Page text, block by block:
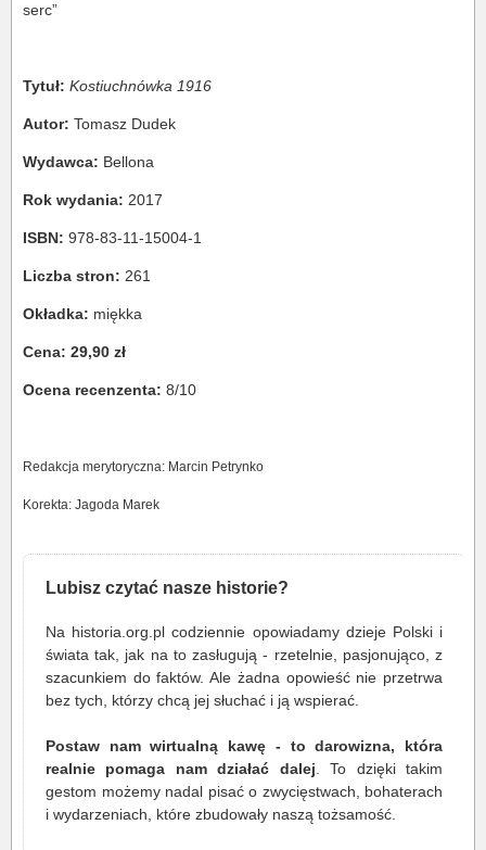
serc”
Tytuł: Kostiuchnówka 1916
Autor: Tomasz Dudek
Wydawca: Bellona
Rok wydania: 2017
ISBN: 978-83-11-15004-1
Liczba stron: 261
Okładka: miękka
Cena: 29,90 zł
Ocena recenzenta: 8/10
Redakcja merytoryczna: Marcin Petrynko
Korekta: Jagoda Marek
Lubisz czytać nasze historie?
Na historia.org.pl codziennie opowiadamy dzieje Polski i
świata tak, jak na to zasługują - rzetelnie, pasjonująco, z
szacunkiem do faktów. Ale żadna opowieść nie przetrwa
bez tych, którzy chcą jej słuchać i ją wspierać.
Postaw nam wirtualną kawę - to darowizna, która
realnie pomaga nam działać dalej . To dzięki takim
gestom możemy nadal pisać o zwycięstwach, bohaterach
i wydarzeniach, które zbudowały naszą tożsamość.